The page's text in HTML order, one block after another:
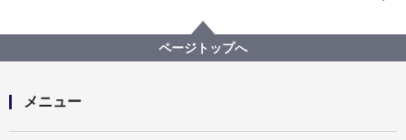
冬を彩る よこはま 花の祭典 第50回横浜花き展覧会
を開催します！
ページトップへ
メニュー